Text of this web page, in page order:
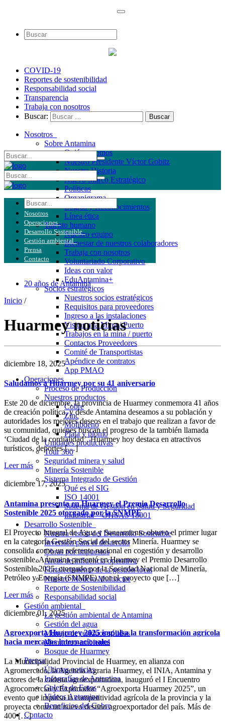
COVID-19
Reportes de sostenibilidad
Responsabilidad social
Transparencia
Trabaja con nosotros
Buscar:
Nosotros
Sobre Antamina
Quiénes somos
Nuestro Presidente Víctor Gobitz
Nuestra Historia
Nuevo Marco Estratégico
Políticas
Organigrama
Logros y Reconocimientos
Línea ética
Talento humano
Nuestro equipo
Bienestar de nuestros colaboradores
Trabaja con nosotros
Voluntariado Corporativo
Ideas con valor
EduAntamina+
Socios estratégicos
Nuestros socios estratégicos
Requisitos para proveedores
Ingreso a las instalaciones
Visitas a la Mina / Puerto
Trabajos en la mina / puerto
Contactos Proveedores
Comité de Transportistas
Apéndice de contratos
App PMAO
Operaciones
Proceso de Producción
Nuestros productos
Cobre
Zinc
Molibdeno
Plata y plomo
Unidades productivas
Tour 360
Seguridad minera y salud
Minería Sostenible
Sistema Integrado de Gestión
Qué es el SIG
ISO 14001
Sistema de Gestión en Salud y Seguridad
Industrial – OHSAS 18001
Desarrollo Sostenible
Nuestra visión del Desarrollo Sostenible
Inversión para el desarrollo
Obras por impuestos
Áreas de influencia operativa
Fortalecimiento de la gestión local
Nuestro Modelo Multiactor
Reporte de Sostenibilidad
Responsabilidad social
Gestión ambiental
La gestión ambiental de Antamina
Gestión del agua
Manejo de residuos sólidos
Monitoreo ambiental
Bosque de Huarmey
Prensa
Últimas noticias
Infografías de Antamina
Galería de Fotos
Videos Antamina
Beneficios del Cobre
Contacto
Nosotros
Operaciones
Desarrollo Sostenible
Gestión ambiental
Prensa
Contacto
20 años de Antamina
Inicio /
Huarmey noticias
diciembre 18, 2025
Saludamos a Huarmey por su 41 aniversario
Este 20 de diciembre, la provincia de Huarmey conmemora 41 años
de creación política, y desde Antamina deseamos a su población y
autoridades los mejores deseos en el trabajo que realizan a favor de
su comunidad, quienes buscan el progreso de la también llamada
‘Ciudad de la cordialidad’. Huarmey hoy destaca en atractivos
turísticos, deportes […]
Leer más
diciembre 17, 2025
Antamina presenta en Huarmey el Premio Desarrollo
Sostenible 2025 otorgado por la SNMPE
El Proyecto Integral de Agua y Saneamiento obtuvo el primer lugar
en la categoría Gestión Social del sector Minería. Huarmey se
consolida como un referente nacional en cogestión y desarrollo
sostenible. Antamina presentó en Huarmey el Premio Desarrollo
Sostenible 2025, otorgado por la Sociedad Nacional de Minería,
Petróleo y Energía (SNMPE), por el proyecto que […]
Leer más
diciembre 01, 2025
Agroexporta Huarmey 2025 impulsa la transformación agrícola
hacia mercados internacionales
La Municipalidad Provincial de Huarmey, en alianza con
Agromercado, la Agencia Agraria Huarmey, el INIA, Antamina y
actores de la cadena agroexportadora, inauguró el I Encuentro
Agrocomercial y Exportador “Agroexporta Huarmey 2025”, un
evento que impulsa la competitividad agrícola de la provincia y la
proyecta como un nuevo destino agroexportador del país. Más de
400 […]